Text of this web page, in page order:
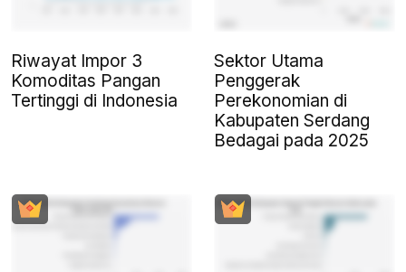
Riwayat Impor 3
Komoditas Pangan
Tertinggi di Indonesia
Sektor Utama
Penggerak
Perekonomian di
Kabupaten Serdang
Bedagai pada 2025